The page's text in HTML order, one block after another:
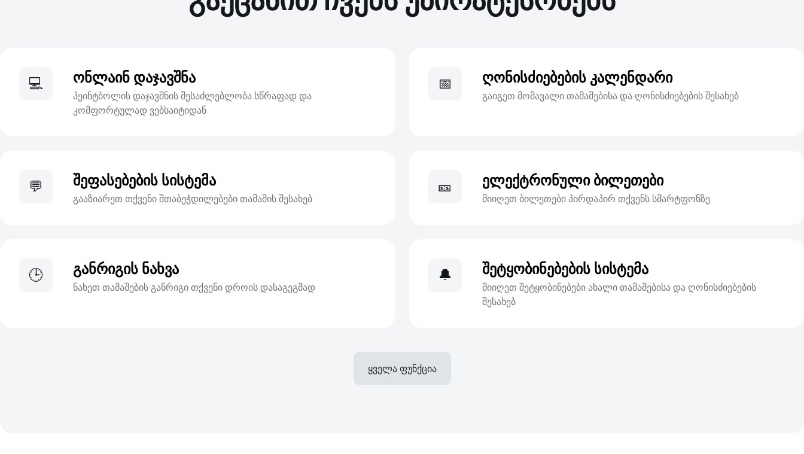
💻 ონლაინ დაჯავშნა
პეინტბოლის დაჯავშნის შესაძლებლობა სწრაფად და
კომფორტულად ვებსაიტიდან
📅 ღონისძიებების კალენდარი
გაიგეთ მომავალი თამაშებისა და ღონისძიებების შესახებ
💬 შეფასებების სისტემა
გააზიარეთ თქვენი შთაბეჭდილებები თამაშის შესახებ
🎫 ელექტრონული ბილეთები
მიიღეთ ბილეთები პირდაპირ თქვენს სმარტფონზე
🕒 განრიგის ნახვა
ნახეთ თამაშების განრიგი თქვენი დროის დასაგეგმად
🔔 შეტყობინებების სისტემა
მიიღეთ შეტყობინებები ახალი თამაშებისა და ღონისძიებების
შესახებ
ყველა ფუნქცია